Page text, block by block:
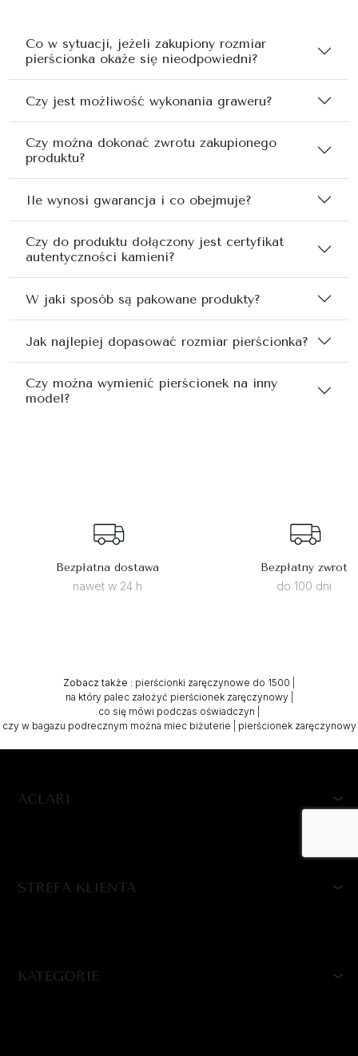
Co w sytuacji, jeżeli zakupiony rozmiar
pierścionka okaże się nieodpowiedni?
Czy jest możliwość wykonania graweru?
Czy można dokonać zwrotu zakupionego
produktu?
Ile wynosi gwarancja i co obejmuje?
Czy do produktu dołączony jest certyfikat
autentyczności kamieni?
W jaki sposób są pakowane produkty?
Jak najlepiej dopasować rozmiar pierścionka?
Czy można wymienić pierścionek na inny
model?
Bezpłatna dostawa
nawet w 24 h
Bezpłatny zwrot
do 100 dni
Zobacz także : pierścionki zaręczynowe do 1500
na który palec założyć pierścionek zaręczynowy|
co się mówi podczas oświadczyn
czy w bagazu podrecznym można miec biżuterie
pierścionek zaręczynowy
ACLARI
STREFA KLIENTA
KATEGORIE